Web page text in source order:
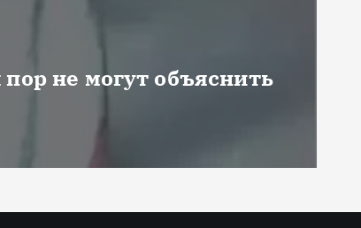
не могут объяснить